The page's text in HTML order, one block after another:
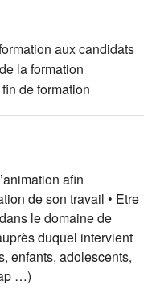
aux candidats
la formation
de formation
afin
de son travail • Etre
le domaine de
duquel intervient
enfants, adolescents,
…)